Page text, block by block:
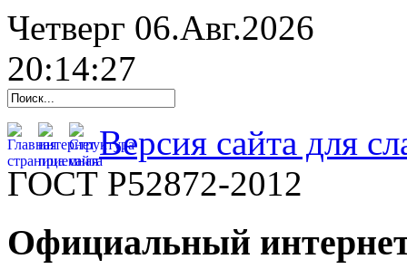
Четверг 06.Авг.2026
20:14:28
Версия сайта для
ГОСТ Р52872-2012
Официальный